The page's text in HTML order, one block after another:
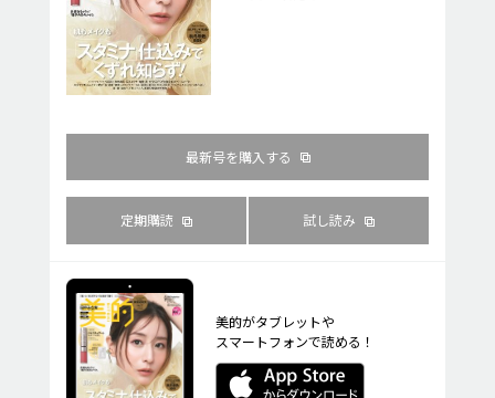
最新号を購入する
定期購読 試し読み
美的がタブレットや
スマートフォンで読める！